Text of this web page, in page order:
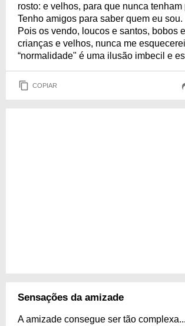
rosto: e velhos, para que nunca tenham
Tenho amigos para saber quem eu sou.
Pois os vendo, loucos e santos, bobos
crianças e velhos, nunca me
“normalidade" é uma ilusão imbecil e
COPIAR
Sensações da amizade
A amizade consegue ser tão complexa...